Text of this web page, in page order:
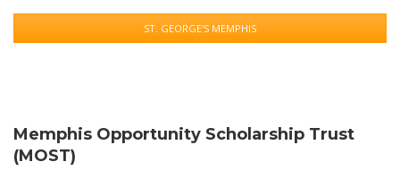
ST. GEORGE'S MEMPHIS
Memphis Opportunity Scholarship Trust
(MOST)